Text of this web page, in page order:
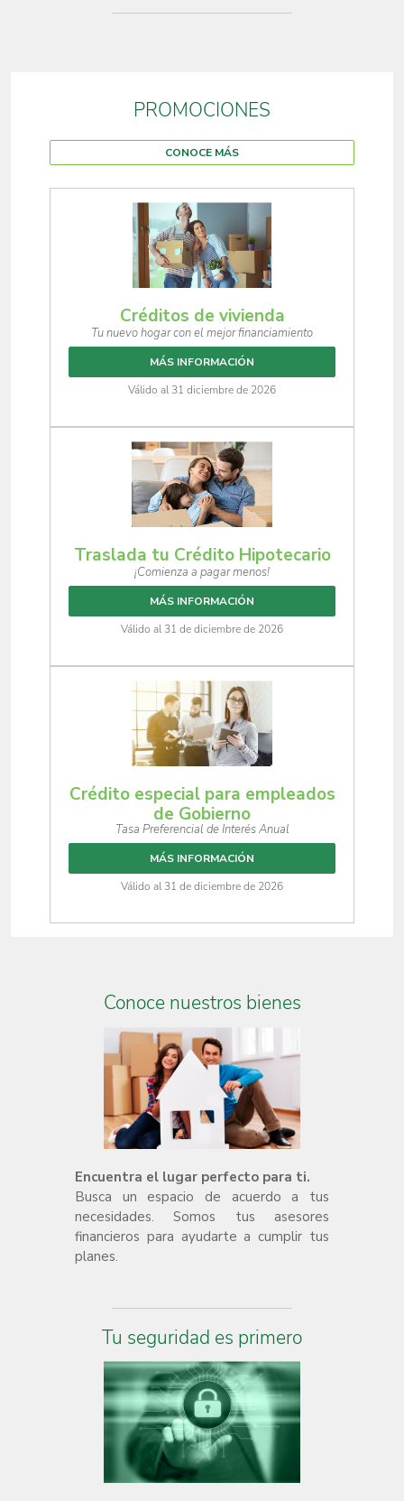
PROMOCIONES
CONOCE MÁS
Créditos de vivienda
Tu nuevo hogar con el mejor financiamiento
MÁS INFORMACIÓN
Válido al 31 diciembre de 2026
Traslada tu Crédito Hipotecario
¡Comienza a pagar menos!
MÁS INFORMACIÓN
Válido al 31 de diciembre de 2026
Crédito especial para empleados
de Gobierno
Tasa Preferencial de Interés Anual
MÁS INFORMACIÓN
Válido al 31 de diciembre de 2026
Conoce nuestros bienes
inmuebles
Encuentra el lugar perfecto para ti.
Busca un espacio de acuerdo a tus
necesidades. Somos tus asesores
financieros para ayudarte a cumplir tus
planes.
Tu seguridad es primero